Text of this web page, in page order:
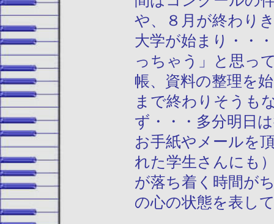
や、８月が終わり
大学が始まり・・
っちゃう」と思っ
帳、資料の整理を
まで終わりそうも
ず・・・多分明日
お手紙やメールを
れた学生さんにも
が落ち着く時間が
の心の状態を表し